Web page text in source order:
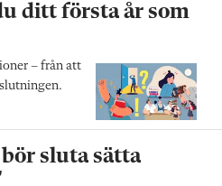
ditt första år som
– från att
sluta sätta